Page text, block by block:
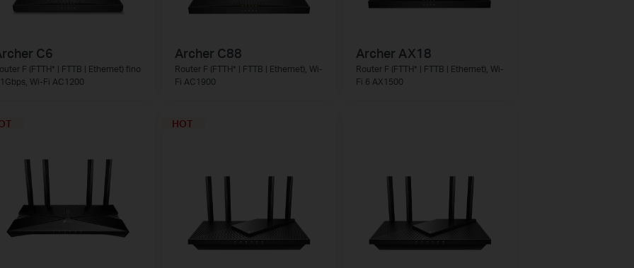
C6
F (FTTH* | FTTB | Ethernet) fino
Wi-Fi AC1200
Archer C88
Router F (FTTH* | FTTB | Ethernet), Wi-
Fi AC1900
Archer AX18
Router F (FTTH* | FTTB | Ethernet), Wi-
Fi 6 AX1500
HOT